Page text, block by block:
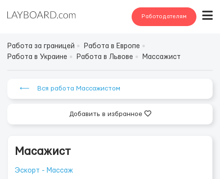
Работодателям
Работа за границей
Работа в Европе
Работа в Украине
Работа в Львове Массажист
⟵ Вся работа Массажистом
Добавить в избранное
Масажист
Эскорт - Массаж